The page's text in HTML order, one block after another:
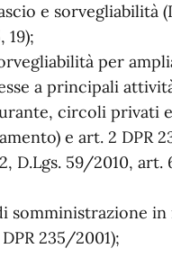
e sorvegliabilità
19);
per
a principali
circoli privati
e art. 2 DPR
59/2010, art.
somministrazione
235/2001);